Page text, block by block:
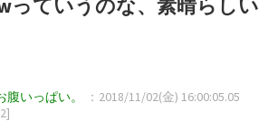
腹いっぱい。
：2018/11/02(金) 16:00:05.05